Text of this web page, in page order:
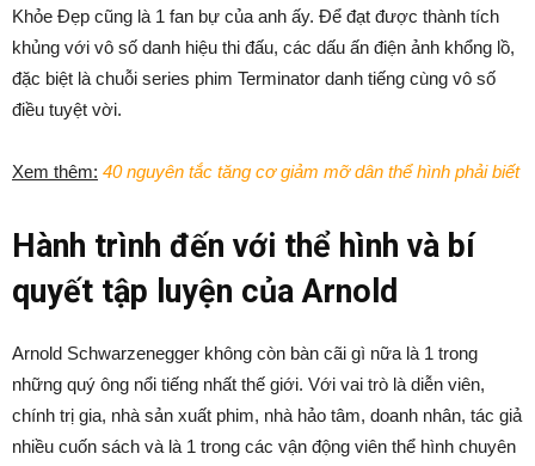
Khỏe Đẹp cũng là 1 fan bự của anh ấy. Để đạt được thành tích
khủng với vô số danh hiệu thi đấu, các dấu ấn điện ảnh khổng lồ,
đặc biệt là chuỗi series phim Terminator danh tiếng cùng vô số
điều tuyệt vời.
Xem thêm: 40 nguyên tắc tăng cơ giảm mỡ dân thể hình phải biết
Hành trình đến với thể hình và bí
quyết tập luyện của Arnold
Arnold Schwarzenegger không còn bàn cãi gì nữa là 1 trong
những quý ông nổi tiếng nhất thế giới. Với vai trò là diễn viên,
chính trị gia, nhà sản xuất phim, nhà hảo tâm, doanh nhân, tác giả
nhiều cuốn sách và là 1 trong các vận động viên thể hình chuyên